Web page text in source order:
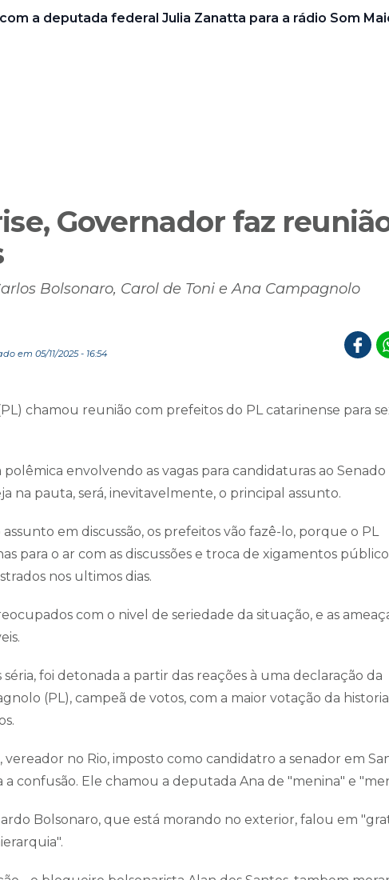
a deputada federal Julia Zanatta para a rádio Som
Governador faz
Bolsonaro, Carol de Toni e Ana Campagnolo
em 05/11/2025 - 16:54
chamou reunião com prefeitos do PL catarinense para
envolvendo as vagas para candidaturas ao Senado
na pauta, será, inevitavelmente, o principal assunto.
em discussão, os prefeitos vão fazê-lo, porque o PL
para o ar com as discussões e troca de xigamentos
nos ultimos dias.
com o nivel de seriedade da situação, e as
foi detonada a partir das reações à uma declaração da
(PL), campeã de votos, com a maior votação da
vereador no Rio, imposto como candidatro a senador em
a confusão. Ele chamou a deputada Ana de "menina" e
Bolsonaro, que está morando no exterior, falou em